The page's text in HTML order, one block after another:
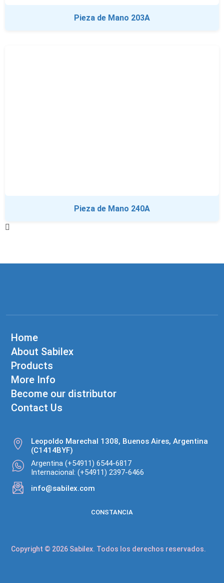
Pieza de Mano 203A
Pieza de Mano 240A
Home
About Sabilex
Products
More Info
Become our distributor
Contact Us
Leopoldo Marechal 1308, Buenos Aires, Argentina
(C1414BYF)
Argentina (+54911) 6544-6817
Internacional: (+54911) 2397-6466
info@sabilex.com
CONSTANCIA
Copyright © 2026 Sabilex. Todos los derechos reservados.